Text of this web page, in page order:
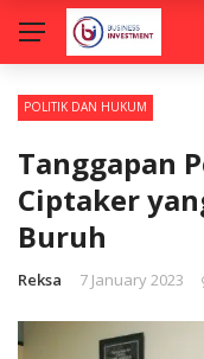
POLITIK DAN HUKUM
Tanggapan
Ciptaker
Buruh
Reksa 7 January 2023